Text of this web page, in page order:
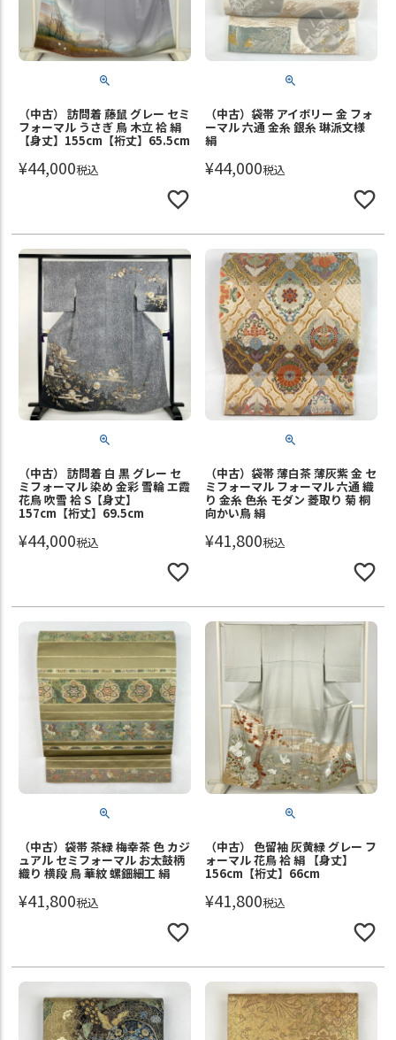
（中古） 訪問着 藤鼠 グレー セミ
フォーマル うさぎ 鳥 木立 袷 絹
【身丈】155cm【裄丈】65.5cm
¥44,000税込
（中古）袋帯 アイボリー 金 フォ
ーマル 六通 金糸 銀糸 琳派文様
絹
¥44,000税込
（中古） 訪問着 白 黒 グレー セ
ミフォーマル 染め 金彩 雪輪 エ霞
花鳥 吹雪 袷 S【身丈】
157cm【裄丈】69.5cm
¥44,000税込
（中古）袋帯 薄白茶 薄灰紫 金 セ
ミフォーマル フォーマル 六通 織
り 金糸 色糸 モダン 菱取り 菊 桐
向かい鳥 絹
¥41,800税込
（中古）袋帯 茶緑 梅幸茶 色 カジ
ュアル セミフォーマル お太鼓柄
織り 横段 鳥 華紋 螺鈿細工 絹
¥41,800税込
（中古） 色留袖 灰黄緑 グレー フ
ォーマル 花鳥 袷 絹 【身丈】
156cm【裄丈】66cm
¥41,800税込